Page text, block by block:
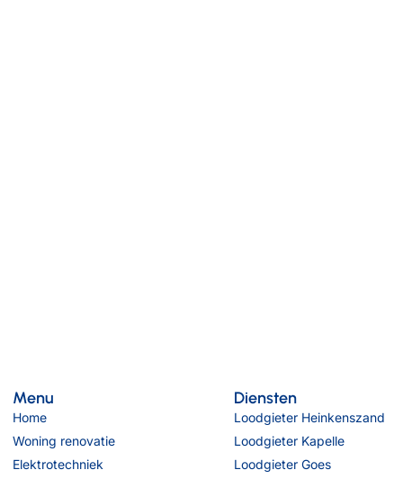
Menu
Home
Woning renovatie
Elektrotechniek
Diensten
Loodgieter Heinkenszand
Loodgieter Kapelle
Loodgieter Goes